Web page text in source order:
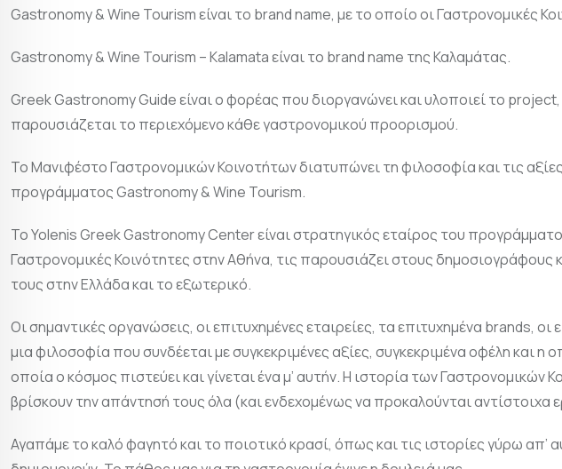
Gastronomy & Wine Tourism είναι το brand name, με το οποίο οι Γαστρονομικές
Gastronomy & Wine Tourism – Kalamata είναι το brand name της Καλαμάτας.
Greek Gastronomy Guide είναι ο φορέας που διοργανώνει και υλοποιεί το
παρουσιάζεται το περιεχόμενο κάθε γαστρονομικού προορισμού.
Το Μανιφέστο Γαστρονομικών Κοινοτήτων διατυπώνει τη φιλοσοφία και τις
προγράμματος Gastronomy & Wine Tourism.
Το Yolenis Greek Gastronomy Center είναι στρατηγικός εταίρος του
Γαστρονομικές Κοινότητες στην Αθήνα, τις παρουσιάζει στους δημοσιογράφους
τους στην Ελλάδα και το εξωτερικό.
Οι σημαντικές οργανώσεις, οι επιτυχημένες εταιρείες, τα επιτυχημένα brands, οι
μια φιλοσοφία που συνδέεται με συγκεκριμένες αξίες, συγκεκριμένα οφέλη και η
οποία ο κόσμος πιστεύει και γίνεται ένα μ’ αυτήν. Η ιστορία των Γαστρονομικών
βρίσκουν την απάντησή τους όλα (και ενδεχομένως να προκαλούνται αντίστοιχα
Αγαπάμε το καλό φαγητό και το ποιοτικό κρασί, όπως και τις ιστορίες γύρω